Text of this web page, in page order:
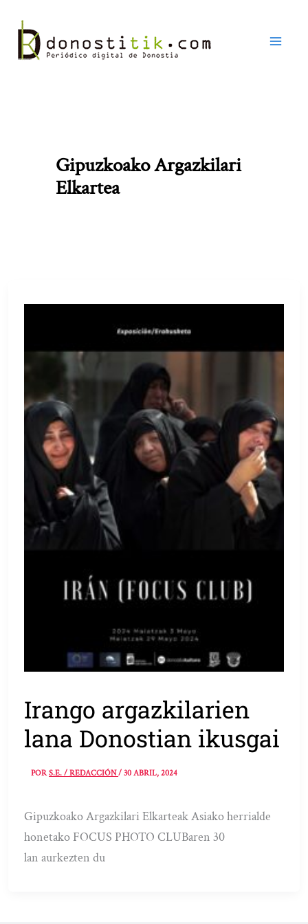
contenido
Gipuzkoako Argazkilari
Elkartea
Irango argazkilarien
lana Donostian ikusgai
PORS.E. / REDACCIÓN/30 ABRIL, 2024
Gipuzkoako Argazkilari Elkarteak Asiako herrialde
honetako FOCUS PHOTO CLUBaren 30
lan aurkezten du